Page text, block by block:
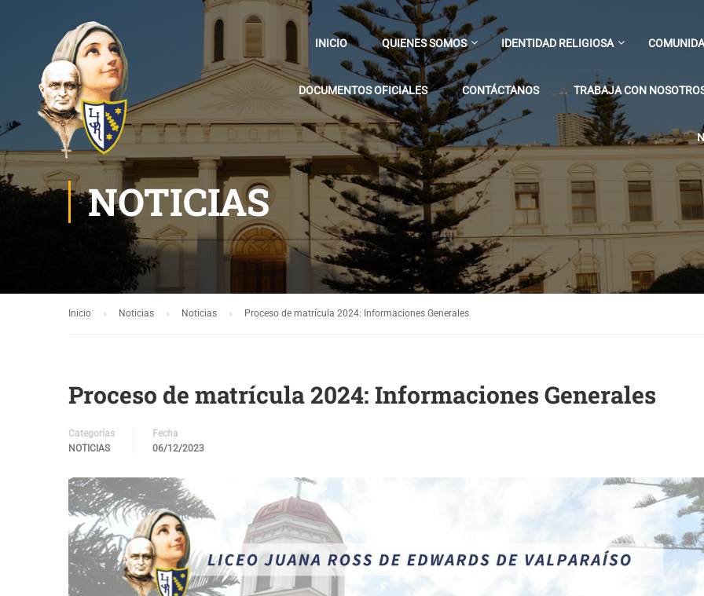
INICIO QUIENES SOMOS IDENTIDAD RELIGIOSA
DOCUMENTOS OFICIALES CONTÁCTANOS TRABAJA CON
NOTICIAS
Inicio Noticias Noticias Proceso de matrícula 2024: Informaciones Generales
Proceso de matrícula 2024: Informaciones Generales
Categorías
NOTICIAS
Fecha
06/12/2023